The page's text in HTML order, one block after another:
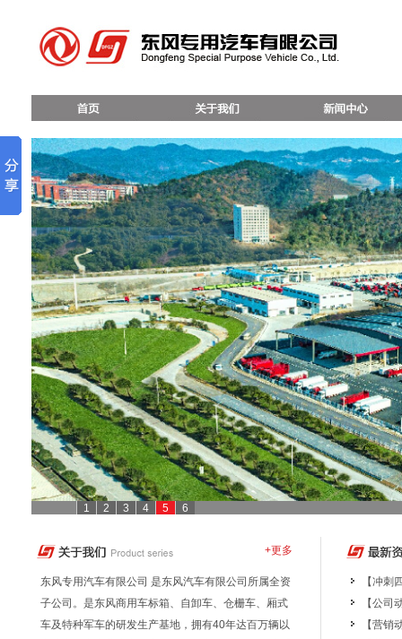
1 2 3 4 5 6
+更多
东风专用汽车有限公司 是东风汽车有限公司所属全资
子公司。是东风商用车标箱、自卸车、仓栅车、厢式
车及特种军车的研发生产基地，拥有40年达百万辆以
【冲刺
聚发展
【公司
行到专
【营销